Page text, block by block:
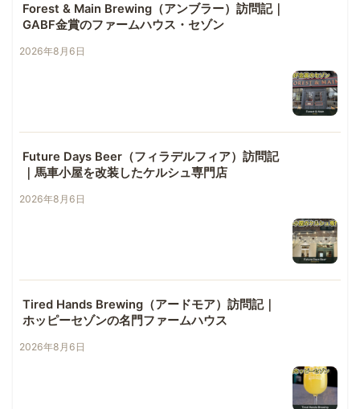
Forest & Main Brewing（アンブラー）訪問記｜
GABF金賞のファームハウス・セゾン
2026年8月6日
Future Days Beer（フィラデルフィア）訪問記
｜馬車小屋を改装したケルシュ専門店
2026年8月6日
Tired Hands Brewing（アードモア）訪問記｜
ホッピーセゾンの名門ファームハウス
2026年8月6日